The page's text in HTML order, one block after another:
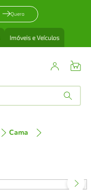
Quero
Imóveis e Veículos
Cama